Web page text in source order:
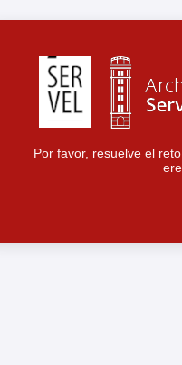
Por favor, resuelve el